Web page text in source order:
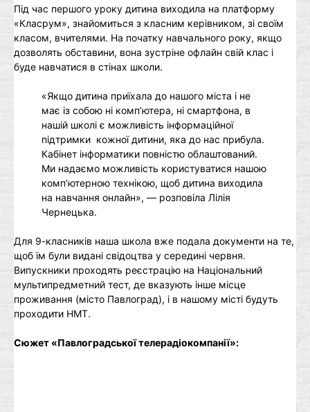
Під час першого уроку дитина виходила на платформу
«Класрум», знайомиться з класним керівником, зі своїм
класом, вчителями. На початку навчального року, якщо
дозволять обставини, вона зустріне офлайн свій клас і
буде навчатися в стінах школи.
«Якщо дитина приїхала до нашого міста і не
має із собою ні комп’ютера, ні смартфона, в
нашій школі є можливість інформаційної
підтримки кожної дитини, яка до нас прибула.
Кабінет інформатики повністю облаштований.
Ми надаємо можливість користуватися нашою
комп’ютерною технікою, щоб дитина виходила
на навчання онлайн», — розповіла Лілія
Чернецька.
Для 9-класників наша школа вже подала документи на те,
щоб їм були видані свідоцтва у середині червня.
Випускники проходять реєстрацію на Національний
мультипредметний тест, де вказують інше місце
проживання (місто Павлоград), і в нашому місті будуть
проходити НМТ.
Сюжет «Павлоградської телерадіокомпанії»: